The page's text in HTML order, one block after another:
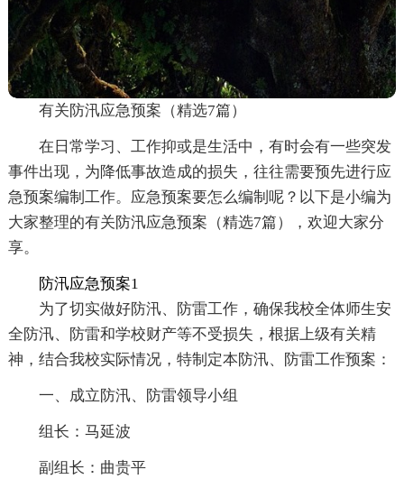
有关防汛应急预案（精选7篇）
在日常学习、工作抑或是生活中，有时会有一些突发
事件出现，为降低事故造成的损失，往往需要预先进行应
急预案编制工作。应急预案要怎么编制呢？以下是小编为
大家整理的有关防汛应急预案（精选7篇），欢迎大家分
享。
防汛应急预案1
为了切实做好防汛、防雷工作，确保我校全体师生安
全防汛、防雷和学校财产等不受损失，根据上级有关精
神，结合我校实际情况，特制定本防汛、防雷工作预案：
一、成立防汛、防雷领导小组
组长：马延波
副组长：曲贵平